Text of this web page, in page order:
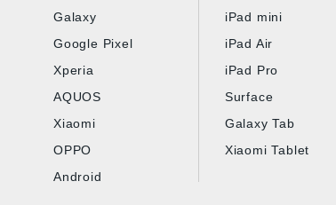
Galaxy
Google Pixel
Xperia
AQUOS
Xiaomi
OPPO
Android
iPad mini
iPad Air
iPad Pro
Surface
Galaxy Tab
Xiaomi Tablet